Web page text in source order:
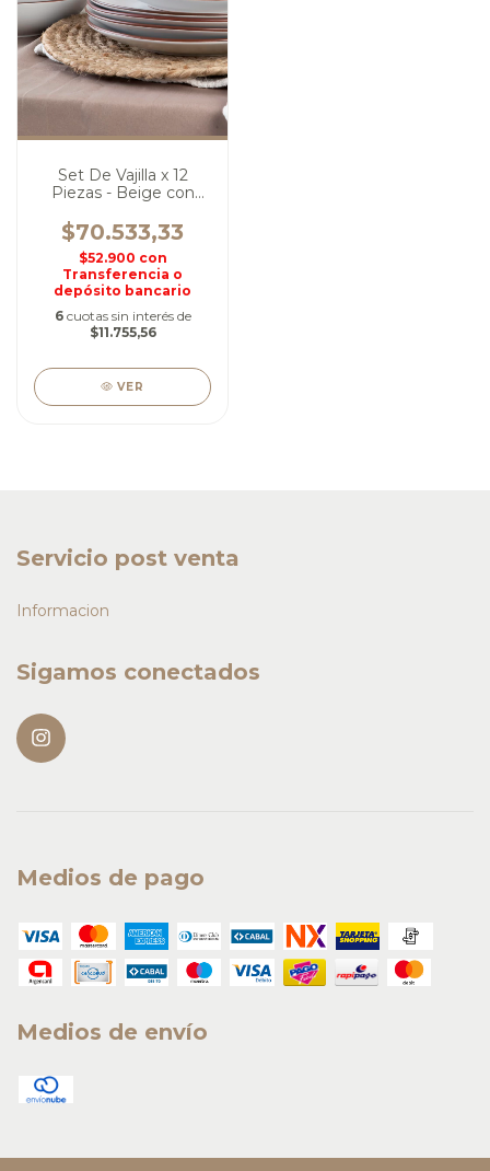
Set De Vajilla x 12
Piezas - Beige con
$70.533,33
$52.900 con
Transferencia o
depósito bancario
6 cuotas sin interés de
$11.755,56
VER
Servicio post venta
Informacion
Sigamos conectados
Medios de pago
Medios de envío